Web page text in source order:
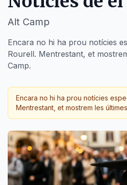
Alt Camp
Encara no hi ha prou notícies
Rourell. Mentrestant, et
Camp.
Encara no hi ha prou notícies
Mentrestant, et mostrem les